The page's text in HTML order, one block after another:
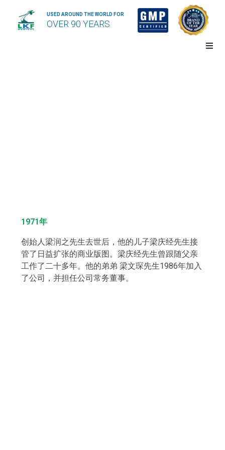
USED AROUND THE WORLD FOR
OVER 90 YEARS
1971年
创始人梁润之先生去世后，他的儿子梁庆经先生接
管了日益扩张的商业版图。梁庆经先生曾跟随父亲
工作了二十多年。他的弟弟 梁文琛先生1986年加入
了公司，并担任公司常务董事。